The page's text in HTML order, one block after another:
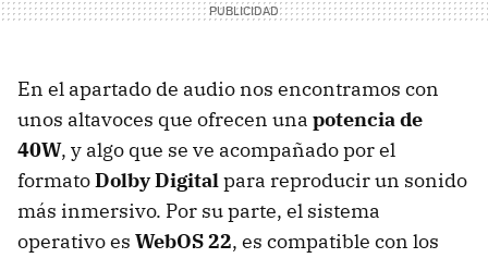
En el apartado de audio nos encontramos con
unos altavoces que ofrecen una potencia de
40W, y algo que se ve acompañado por el
formatoDolby Digitalpara reproducir un sonido
más inmersivo. Por su parte, el sistema
operativo es WebOS 22, es compatible con los